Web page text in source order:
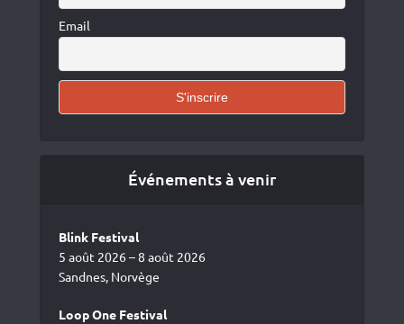
Email
Événements à venir
Blink Festival
5 août 2026 – 8 août 2026
Sandnes, Norvège
Loop One Festival